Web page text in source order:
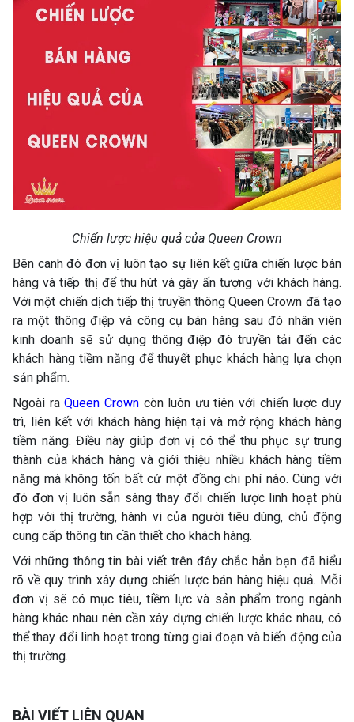
Chiến lược hiệu quả của Queen Crown
Bên canh đó đơn vị luôn tạo sự liên kết giữa chiến lược bán
hàng và tiếp thị để thu hút và gây ấn tượng với khách hàng.
Với một chiến dịch tiếp thị truyền thông Queen Crown đã tạo
ra một thông điệp và công cụ bán hàng sau đó nhân viên
kinh doanh sẽ sử dụng thông điệp đó truyền tải đến các
khách hàng tiềm năng để thuyết phục khách hàng lựa chọn
sản phẩm.
Ngoài raQueen Crowncòn luôn ưu tiên với chiến lược duy
trì, liên kết với khách hàng hiện tại và mở rộng khách hàng
tiềm năng. Điều này giúp đơn vị có thể thu phục sự trung
thành của khách hàng và giới thiệu nhiều khách hàng tiềm
năng mà không tốn bất cứ một đồng chi phí nào. Cùng với
đó đơn vị luôn sẵn sàng thay đổi chiến lược linh hoạt phù
hợp với thị trường, hành vi của người tiêu dùng, chủ động
cung cấp thông tin cần thiết cho khách hàng.
Với những thông tin bài viết trên đây chắc hẳn bạn đã hiểu
rõ về quy trình xây dựng chiến lược bán hàng hiệu quả. Mỗi
đơn vị sẽ có mục tiêu, tiềm lực và sản phẩm trong ngành
hàng khác nhau nên cần xây dựng chiến lược khác nhau, có
thể thay đổi linh hoạt trong từng giai đoạn và biến động của
thị trường.
BÀI VIẾT LIÊN QUAN